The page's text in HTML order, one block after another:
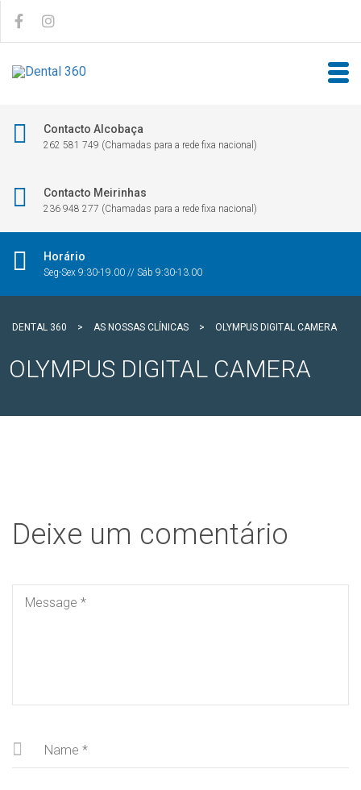
Contacto Alcobaça
262 581 749 (Chamadas para a rede fixa nacional)
Contacto Meirinhas
236 948 277 (Chamadas para a rede fixa nacional)
Horário
Seg-Sex 9:30-19.00 // Sáb 9:30-13.00
DENTAL 360 > AS NOSSAS CLÍNICAS > OLYMPUS DIGITAL CAMERA
OLYMPUS DIGITAL CAMERA
Deixe um comentário